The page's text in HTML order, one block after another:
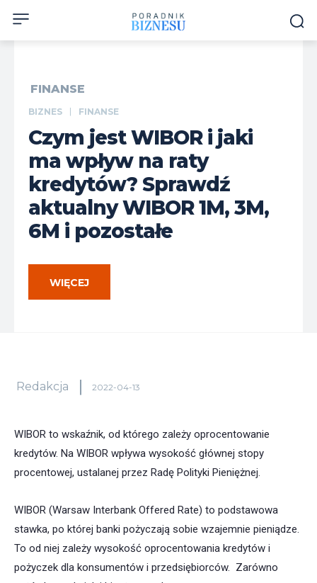
FINANSE
BIZNES FINANSE
Czym jest WIBOR i jaki
ma wpływ na raty
kredytów? Sprawdź
aktualny WIBOR 1M, 3M,
6M i pozostałe
WIĘCEJ
Redakcja 2022-04-13
WIBOR to wskaźnik, od którego zależy oprocentowanie
kredytów. Na WIBOR wpływa wysokość głównej stopy
procentowej, ustalanej przez Radę Polityki Pieniężnej.
WIBOR (Warsaw Interbank Offered Rate) to podstawowa
stawka, po której banki pożyczają sobie wzajemnie pieniądze.
To od niej zależy wysokość oprocentowania kredytów i
pożyczek dla konsumentów i przedsiębiorców. Zarówno